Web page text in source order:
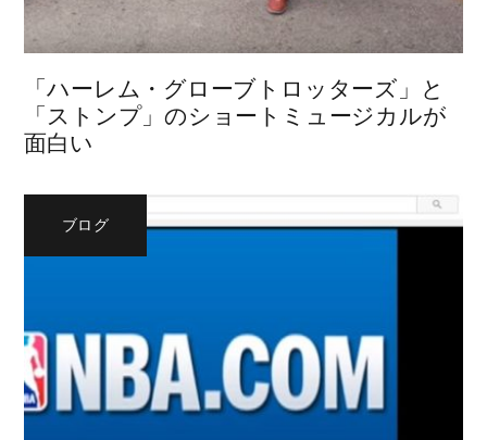
「ハーレム・グローブトロッターズ」と
「ストンプ」のショートミュージカルが
面白い
ブログ